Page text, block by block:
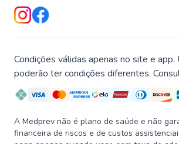
Condições válidas apenas no site e app.
poderão ter condições diferentes.
A Medprev não é plano de saúde e não
financeira de riscos e de custos